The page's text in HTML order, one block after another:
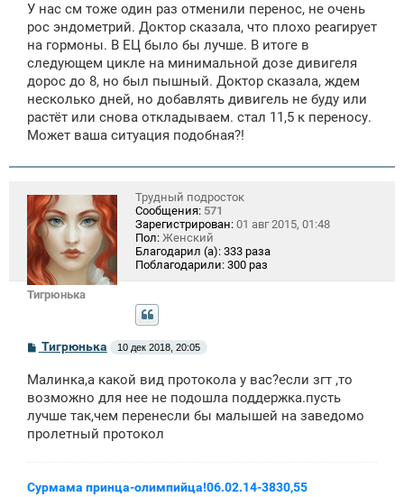
У нас см тоже один раз отменили перенос, не очень
рос эндометрий. Доктор сказала, что плохо реагирует
на гормоны. В ЕЦ было бы лучше. В итоге в
следующем цикле на минимальной дозе дивигеля
дорос до 8, но был пышный. Доктор сказала, ждем
несколько дней, но добавлять дивигель не буду или
растёт или снова откладываем. стал 11,5 к переносу.
Может ваша ситуация подобная?!
Тигрюнька
Трудный подросток
Сообщения: 571
Зарегистрирован: 01 авг 2015, 01:48
Пол: Женский
Благодарил (а): 333 раза
Поблагодарили: 300 раз
С
б
щ
н
и
Тигрюнька 10 дек 2018, 20:05
Малинка,а какой вид протокола у вас?если згт ,то
возможно для нее не подошла поддержка.пусть
лучше так,чем перенесли бы малышей на заведомо
пролетный протокол
Сурмама принца-олимпийца!06.02.14-3830,55